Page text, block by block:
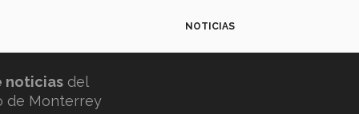
NOTICIAS
noticias del
de Monterrey